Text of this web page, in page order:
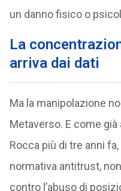
un danno fisico o
La
arriva dai dati
Ma la manipolazione
Metaverso. E come
Rocca più di tre anni
normativa antitrust,
contro l’abuso di